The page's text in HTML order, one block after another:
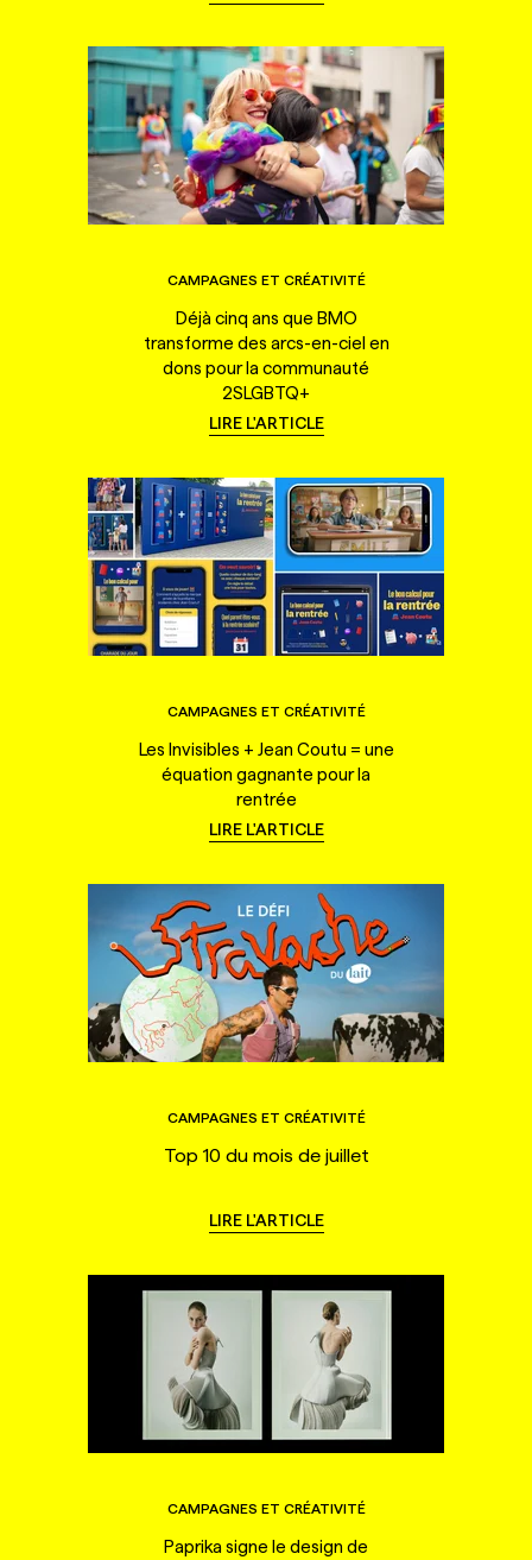
CAMPAGNES ET CRÉATIVITÉ
Déjà cinq ans que BMO
transforme des arcs-en-ciel en
dons pour la communauté
2SLGBTQ+
LIRE L'ARTICLE
CAMPAGNES ET CRÉATIVITÉ
Les Invisibles + Jean Coutu = une
équation gagnante pour la
rentrée
LIRE L'ARTICLE
CAMPAGNES ET CRÉATIVITÉ
Top 10 du mois de juillet
LIRE L'ARTICLE
CAMPAGNES ET CRÉATIVITÉ
Paprika signe le design de